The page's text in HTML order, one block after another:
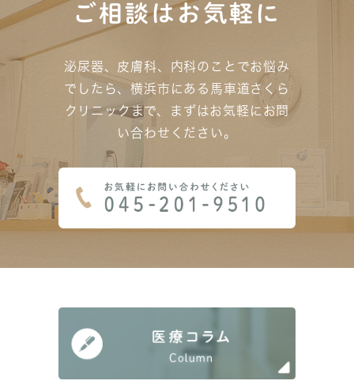
ご相談はお気軽に
泌尿器、皮膚科、内科のことでお悩み
でしたら、横浜市にある馬車道さくら
クリニックまで、
まずはお気軽にお問
い合わせください。